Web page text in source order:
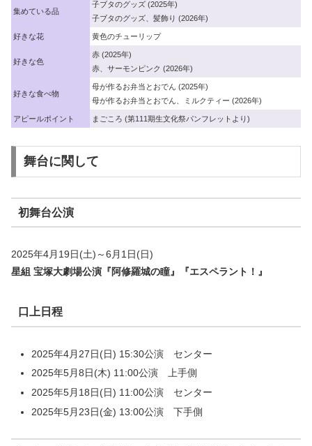
集めている品
子ブタのグッズ (2025年)
子ブタのグッズ、髪飾り (2026年)
好きな花 黄色のチューリップ
好きな色
赤 (2025年)
赤、サーモンピンク (2026年)
好きな食べ物
母が作るお弁当とおでん (2025年)
母が作るお弁当とおでん、ミルクティー (2026年)
アピールポイント まごころ (第111期生文化祭パンフレットより)
舞台に関して
初舞台公演
2025年4月19日(土)～6月1日(日)
星組 宝塚大劇場公演『阿修羅城の瞳』『エスペラント！』
口上日程
2025年4月27日(日) 15:30公演 センター
2025年5月8日(木) 11:00公演 上手側
2025年5月18日(日) 11:00公演 センター
2025年5月23日(金) 13:00公演 下手側